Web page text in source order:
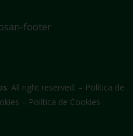
. All right reserved. – Política de
– Política de Cookies